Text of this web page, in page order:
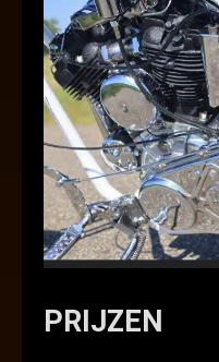
PRIJZEN